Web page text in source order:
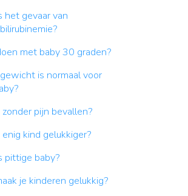
het gevaar van
met baby 30 graden?
is normaal voor
zonder pijn bevallen?
enig kind gelukkiger?
pittige baby?
je kinderen gelukkig?